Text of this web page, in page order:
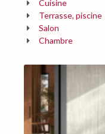
Cuisine
Terrasse, piscine
Salon
Chambre